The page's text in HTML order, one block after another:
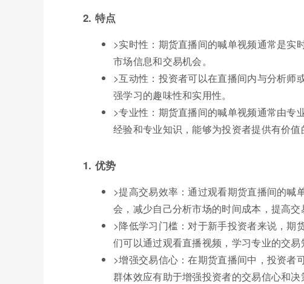
2. 特点
>实时性：期货直播间的喊单视频通常是实
市场信息和交易机会。
>互动性：投资者可以在直播间内与分析师
强学习的趣味性和实用性。
>专业性：期货直播间的喊单视频通常由专
经验和专业知识，能够为投资者提供有价值
1. 优势
>提高交易效率：通过观看期货直播间的喊
会，减少自己分析市场的时间成本，提高交
>降低学习门槛：对于新手投资者来说，期
们可以通过观看直播视频，学习专业的交易
>增强交易信心：在期货直播间中，投资者
群体效应有助于增强投资者的交易信心和决